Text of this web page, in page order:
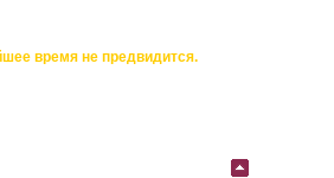
время не предвидится.